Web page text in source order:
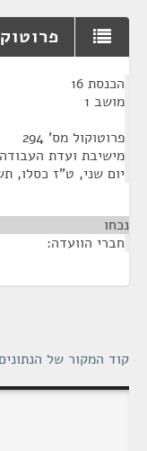
הכנסת 16
מושב 1
פרוטוקול מס' 294
מישיבת ועדת
יום שני, ט"ז כסלו, תשס"ה, 29/11/
נכחו
חברי הוועדה:
קוד המקור של